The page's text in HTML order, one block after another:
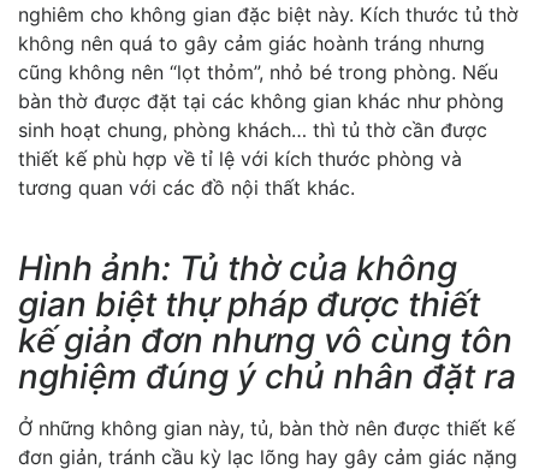
nghiêm cho không gian đặc biệt này. Kích thước tủ thờ
không nên quá to gây cảm giác hoành tráng nhưng
cũng không nên “lọt thỏm”, nhỏ bé trong phòng. Nếu
bàn thờ được đặt tại các không gian khác như phòng
sinh hoạt chung, phòng khách… thì tủ thờ cần được
thiết kế phù hợp về tỉ lệ với kích thước phòng và
tương quan với các đồ nội thất khác.
Hình ảnh: Tủ thờ của không
gian biệt thự pháp được thiết
kế giản đơn nhưng vô cùng tôn
nghiệm đúng ý chủ nhân đặt ra
Ở những không gian này, tủ, bàn thờ nên được thiết kế
đơn giản, tránh cầu kỳ lạc lõng hay gây cảm giác nặng